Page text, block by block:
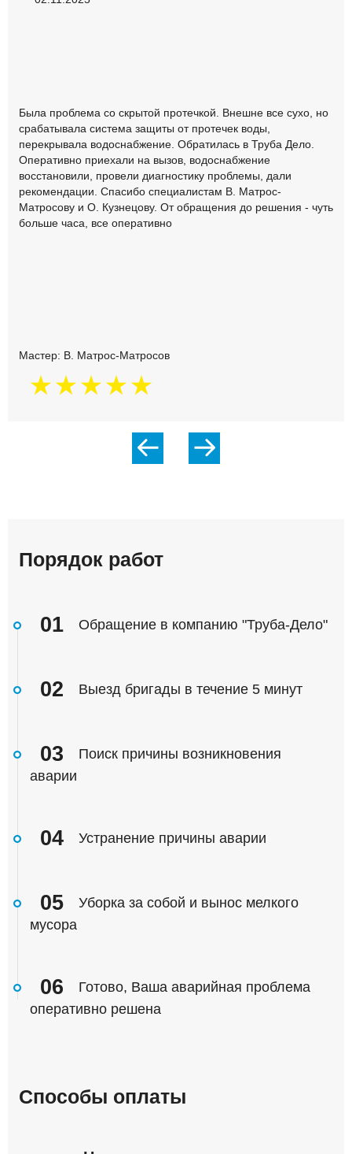
Была проблема со скрытой протечкой. Внешне все сухо, но
срабатывала система защиты от протечек воды,
перекрывала водоснабжение. Обратилась в Труба Дело.
Оперативно приехали на вызов, водоснабжение
восстановили, провели диагностику проблемы, дали
рекомендации. Спасибо специалистам В. Матрос-
Матросову и О. Кузнецову. От обращения до решения - чуть
больше часа, все оперативно
Мастер: В. Матрос-Матросов
Порядок работ
01 Обращение в компанию "Труба-Дело"
02 Выезд бригады в течение 5 минут
03
Поиск причины возникновения
аварии
04 Устранение причины аварии
05
Уборка за собой и вынос мелкого
мусора
06
Готово, Ваша аварийная проблема
оперативно решена
Способы оплаты